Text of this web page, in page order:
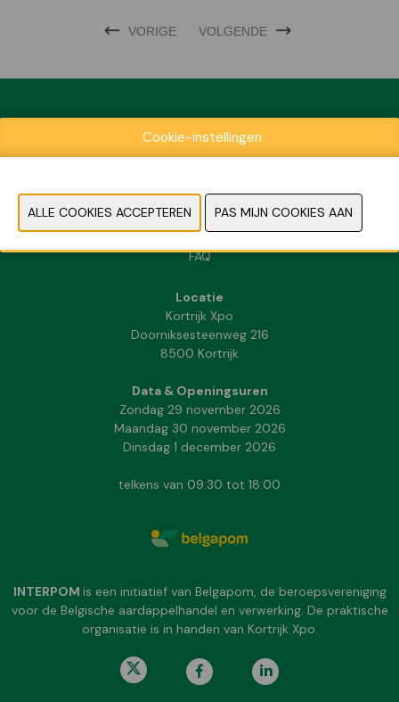
VORIGE VOLGENDE
Exposantenlijst
Contact
Pers- en beeldmateriaal
FAQ
Locatie
Kortrijk Xpo
Doorniksesteenweg 216
8500 Kortrijk
Data & Openingsuren
Zondag 29 november 2026
Maandag 30 november 2026
Dinsdag 1 december 2026
telkens van 09:30 tot 18:00
INTERPOM is een initiatief van Belgapom, de beroepsvereniging
voor de Belgische aardappelhandel en verwerking. De praktische
organisatie is in handen van Kortrijk Xpo.
Cookie-instellingen